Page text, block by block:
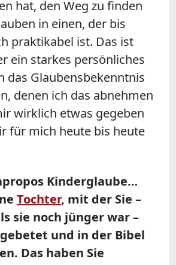
hat, den Weg zu finden
in einen, der bis
praktikabel ist. Das ist
ein starkes persönliches
das Glaubensbekenntnis
denen ich das abnehmen
wirklich etwas gegeben
für mich heute bis heute
Kinderglaube…
Tochter, mit der Sie –
sie noch jünger war –
und in der Bibel
Das haben Sie